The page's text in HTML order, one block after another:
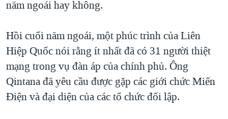
QUAN HỆ VIỆT MỸ
năm ngoái hay không.
Hồi cuối năm ngoái, một phúc trình của Liên
Hiệp Quốc nói rằng ít nhất đã có 31 người thiệt
mạng trong vụ đàn áp của chính phủ. Ông
Qintana đã yêu cầu được gặp các giới chức Miến
Điện và đại diện của các tổ chức đối lập.